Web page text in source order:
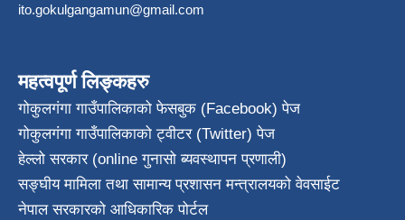
ito.gokulgangamun@gmail.com
महत्वपूर्ण लिङ्कहरु
गोकुलगंगा गाउँपालिकाको फेसबुक (Facebook) पेज
गोकुलगंगा गाउँपालिकाको ट्वीटर (Twitter) पेज
हेल्लो सरकार (online गुनासो ब्यवस्थापन प्रणाली)
सङ्घीय मामिला तथा सामान्य प्रशासन मन्त्रालयको वेवसाईट
नेपाल सरकारको आधिकारिक पोर्टल